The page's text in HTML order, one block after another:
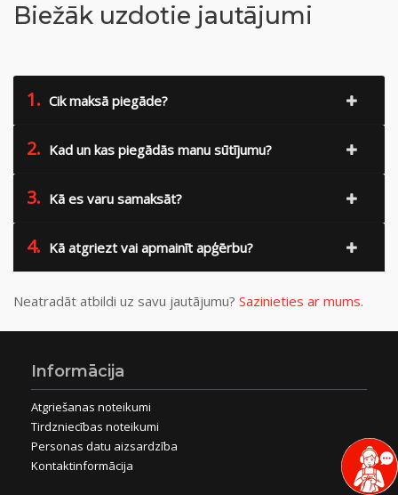
Biežāk uzdotie jautājumi
1. Cik maksā piegāde?
2. Kad un kas piegādās manu sūtījumu?
3. Kā es varu samaksāt?
4. Kā atgriezt vai apmainīt apģērbu?
Neatradāt atbildi uz savu jautājumu? Sazinieties ar mums.
Informācija
Atgriešanas noteikumi
Tirdzniecības noteikumi
Personas datu aizsardzība
Kontaktinformācija